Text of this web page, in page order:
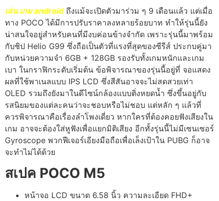
เล่น เกม androidถึงแม้จะเปิดตัวมาร่วม ๆ 9 เดือนแล้ว แต่เมื่อ
ทาง POCO ได้มีการปรับราคาลงหลายร้อยบาท ทำให้รุ่นนี้ยัง
น่าสนใจอยู่สำหรับคนที่มีงบค่อนข้างจำกัด เพราะรุ่นนี้มาพร้อม
กับชิป Helio G99 ซึ่งถือเป็นตัวที่แรงที่สุดของซีรีส์ ประกบคู่มา
กับหน่วยความจำ 6GB + 128GB รองรับทั้งเกมหนักและเกม
เบา ในกราฟิกระดับเริ่มต้น ข้อพิจารณาของรุ่นนี้อยู่ที่ จอแสดง
ผลที่ใช้พาเนลแบบ IPS LCD ซึ่งสีสันอาจจะไม่สดสวยเท่า
OLED รวมถึงยังมาในดีไซน์กล้องแบบติ่งหยดน้ำ ซึ่งขึ้นอยู่กับ
รสนิยมของแต่ละคนว่าจะชอบหรือไม่ชอบ แต่หลัก ๆ แล้วที่
ควรพิจารณาคือเรื่องลำโพงเดี่ยว หากใครที่ต้องคอยฟังเสียงใน
เกม อาจจะต้องใส่หูฟังเพื่อแยกมิติเสียง อีกทั้งรุ่นนี้ไม่มีเซนเซอร์
Gyroscope พวกฟีเจอร์เอียงมือถือเพื่อเล็งเป้าใน PUBG ก็อาจ
จะทำไม่ได้ด้วย
สเปค POCO M5
หน้าจอ LCD ขนาด 6.58 นิ้ว ความละเอียด FHD+